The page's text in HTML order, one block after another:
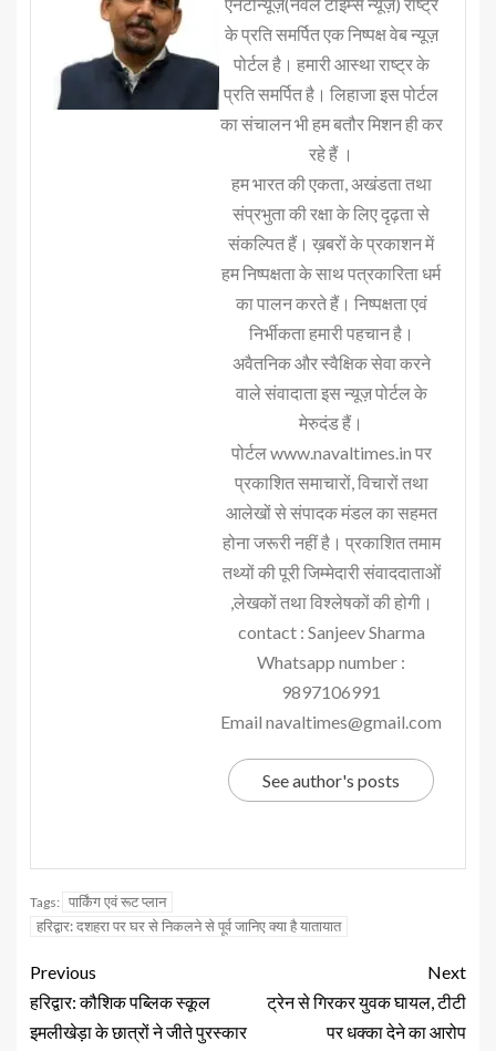
के प्रति समर्पित एक निष्पक्ष वेब न्यूज़
पोर्टल है। हमारी आस्था राष्ट्र के
प्रति समर्पित है। लिहाजा इस पोर्टल
का संचालन भी हम बतौर मिशन ही कर
रहे हैं ।
हम भारत की एकता, अखंडता तथा
संप्रभुता की रक्षा के लिए दृढ़ता से
संकल्पित हैं। ख़बरों के प्रकाशन में
हम निष्पक्षता के साथ पत्रकारिता धर्म
का पालन करते हैं। निष्पक्षता एवं
निर्भीकता हमारी पहचान है।
अवैतनिक और स्वैक्षिक सेवा करने
वाले संवादाता इस न्यूज़ पोर्टल के
मेरुदंड हैं।
पोर्टल www.navaltimes.in पर
प्रकाशित समाचारों, विचारों तथा
आलेखों से संपादक मंडल का सहमत
होना जरूरी नहीं है। प्रकाशित तमाम
तथ्यों की पूरी जिम्मेदारी संवाददाताओं
,लेखकों तथा विश्लेषकों की होगी।
contact : Sanjeev Sharma
Whatsapp number :
9897106991
Email navaltimes@gmail.com
See author's posts
Tags: पार्किंग एवं रूट प्लान
हरिद्वार: दशहरा पर घर से निकलने से पूर्व जानिए क्या है यातायात
Previous
हरिद्वार: कौशिक पब्लिक स्कूल
इमलीखेड़ा के छात्रों ने जीते पुरस्कार
Next
ट्रेन से गिरकर युवक घायल, टीटी
पर धक्का देने का आरोप